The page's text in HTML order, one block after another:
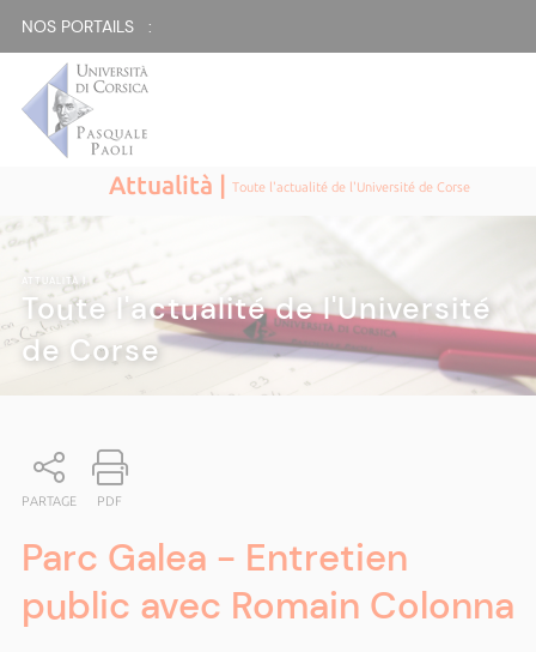
NOS PORTAILS :
Attualità |Toute l'actualité de l'Université de Corse
ATTUALITÀ|
Toute l'actualité de l'Université
de Corse
PARTAGE PDF
Parc Galea - Entretien
public avec Romain Colonna